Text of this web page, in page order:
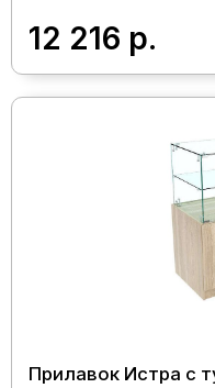
12 216 р.
Прилавок Истра с